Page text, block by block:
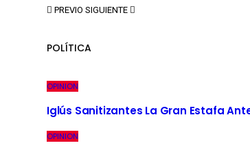
PREVIO SIGUIENTE
POLÍTICA
OPINION
Iglús Sanitizantes La Gran Estafa
OPINION